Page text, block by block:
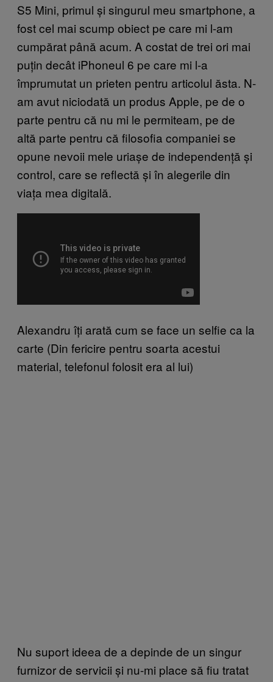
S5 Mini, primul și singurul meu smartphone, a
fost cel mai scump obiect pe care mi l-am
cumpărat până acum. A costat de trei ori mai
puțin decât iPhoneul 6 pe care mi l-a
împrumutat un prieten pentru articolul ăsta. N-
am avut niciodată un produs Apple, pe de o
parte pentru că nu mi le permiteam, pe de
altă parte pentru că filosofia companiei se
opune nevoii mele uriașe de independență și
control, care se reflectă și în alegerile din
viața mea digitală.
Alexandru îți arată cum se face un selfie ca la
carte (Din fericire pentru soarta acestui
material, telefonul folosit era al lui)
Nu suport ideea de a depinde de un singur
furnizor de servicii și nu-mi place să fiu tratat